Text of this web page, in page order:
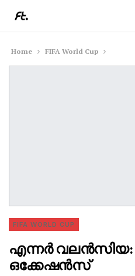
Home FIFA World Cup
FIFA WORLD CUP
എന്നർ
ഒക്കേഷന്‍സ്‌